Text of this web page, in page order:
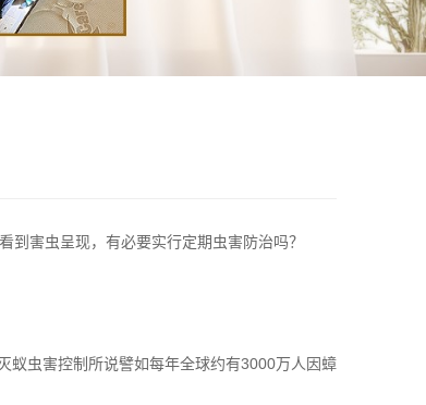
害虫呈现，有必要实行定期虫害防治吗？
蚁虫害控制所说譬如每年全球约有3000万人因蟑